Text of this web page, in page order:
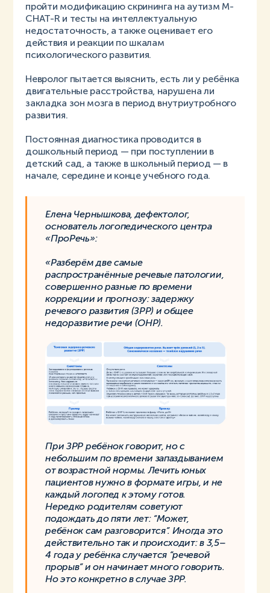
пройти модификацию скрининга на аутизм M-
CHAT-R и тесты на интеллектуальную
недостаточность, а также оценивает его
действия и реакции по шкалам
психологического развития.
Невролог пытается выяснить, есть ли у ребёнка
двигательные расстройства, нарушена ли
закладка зон мозга в период внутриутробного
развития.
Постоянная диагностика проводится в
дошкольный период — при поступлении в
детский сад, а также в школьный период — в
начале, середине и конце учебного года.
Елена Чернышкова, дефектолог,
основатель логопедического центра
«ПроРечь»:
«Разберём две самые
распространённые речевые патологии,
совершенно разные по времени
коррекции и прогнозу: задержку
речевого развития (ЗРР) и общее
недоразвитие речи (ОНР).
При ЗРР ребёнок говорит, но с
небольшим по времени запаздыванием
от возрастной нормы. Лечить юных
пациентов нужно в формате игры, и не
каждый логопед к этому готов.
Нередко родителям советуют
подождать до пяти лет: “Может,
ребёнок сам разговорится”. Иногда это
действительно так и происходит: в 3,5–
4 года у ребёнка случается “речевой
прорыв” и он начинает много говорить.
Но это конкретно в случае ЗРР.